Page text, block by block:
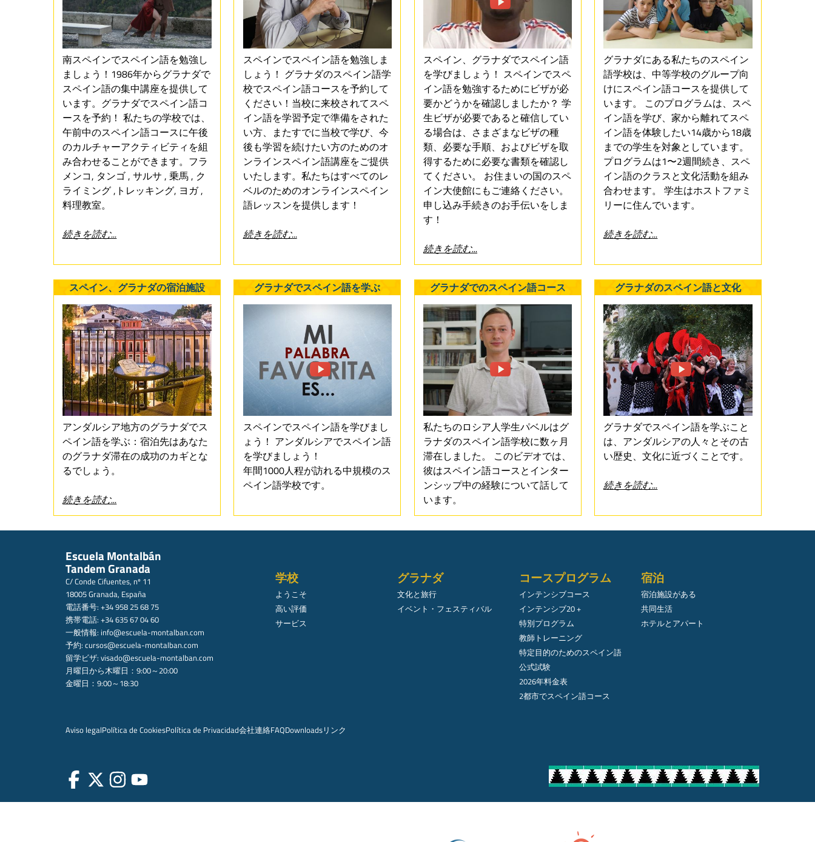
南スペインでスペイン語を勉強し
ましょう！1986年からグラナダで
スペイン語の集中講座を提供して
います。グラナダでスペイン語コ
ースを予約！ 私たちの学校では、
午前中のスペイン語コースに午後
のカルチャーアクティビティを組
み合わせることができます。フラ
メンコ, タンゴ , サルサ , 乗馬 , ク
ライミング ,トレッキング, ヨガ ,
料理教室。
続きを読む...
スペインでスペイン語を勉強しま
しょう！ グラナダのスペイン語学
校でスペイン語コースを予約して
ください！当校に来校されてスペ
イン語を学習予定で準備をされた
い方、またすでに当校で学び、今
後も学習を続けたい方のためのオ
ンラインスペイン語講座をご提供
いたします。私たちはすべてのレ
ベルのためのオンラインスペイン
語レッスンを提供します！
続きを読む...
スペイン、グラナダでスペイン語
を学びましょう！ スペインでスペ
イン語を勉強するためにビザが必
要かどうかを確認しましたか？ 学
生ビザが必要であると確信してい
る場合は、さまざまなビザの種
類、必要な手順、およびビザを取
得するために必要な書類を確認し
てください。 お住まいの国のスペ
イン大使館にもご連絡ください。
申し込み手続きのお手伝いをしま
す！
続きを読む...
グラナダにある私たちのスペイン
語学校は、中等学校のグループ向
けにスペイン語コースを提供して
います。 このプログラムは、スペ
イン語を学び、家から離れてスペ
イン語を体験したい14歳から18歳
までの学生を対象としています。
プログラムは1〜2週間続き、スペ
イン語のクラスと文化活動を組み
合わせます。 学生はホストファミ
リーに住んでいます。
続きを読む...
スペイン、グラナダの宿泊施設
アンダルシア地方のグラナダでス
ペイン語を学ぶ：宿泊先はあなた
のグラナダ滞在の成功のカギとな
るでしょう。
続きを読む...
グラナダでスペイン語を学ぶ
スペインでスペイン語を学びまし
ょう！ アンダルシアでスペイン語
を学びましょう！
年間1000人程が訪れる中規模のス
ペイン語学校です。
グラナダでのスペイン語コース
私たちのロシア人学生パベルはグ
ラナダのスペイン語学校に数ヶ月
滞在しました。 このビデオでは、
彼はスペイン語コースとインター
ンシップ中の経験について話して
います。
グラナダのスペイン語と文化
グラナダでスペイン語を学ぶこと
は、アンダルシアの人々とその古
い歴史、文化に近づくことです。
続きを読む...
Escuela Montalbán
Tandem Granada
C/ Conde Cifuentes, nº 11
18005 Granada, España
電話番号: +34 958 25 68 75
携帯電話: +34 635 67 04 60
一般情報: info@escuela-montalban.com
予約: cursos@escuela-montalban.com
留学ビザ: visado@escuela-montalban.com
月曜日から木曜日：9:00～20:00
金曜日：9:00～18:30
学校
ようこそ
高い評価
サービス
グラナダ
文化と旅行
イベント・フェスティバル
コースプログラム
インテンシブコース
インテンシブ20 +
特別プログラム
教師トレーニング
特定目的のためのスペイン語
公式試験
2026年料金表
2都市でスペイン語コース
宿泊
宿泊施設がある
共同生活
ホテルとアパート
Aviso legalPolítica de CookiesPolítica de Privacidad会社連絡FAQDownloadsリンク